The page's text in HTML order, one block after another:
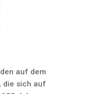
auf dem
die sich auf